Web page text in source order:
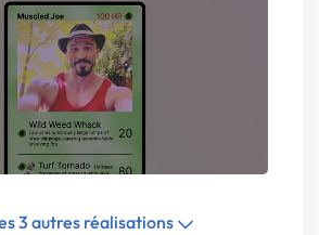
3 autres réalisations